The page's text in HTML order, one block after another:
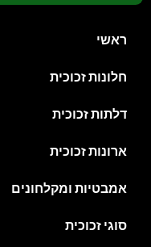
ראשי
חלונות זכוכית
דלתות זכוכית
ארונות זכוכית
אמבטיות ומקלחונים
סוגי זכוכית